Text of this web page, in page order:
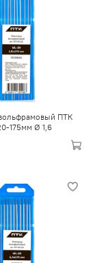
ПТК
175мм Ø 1,6